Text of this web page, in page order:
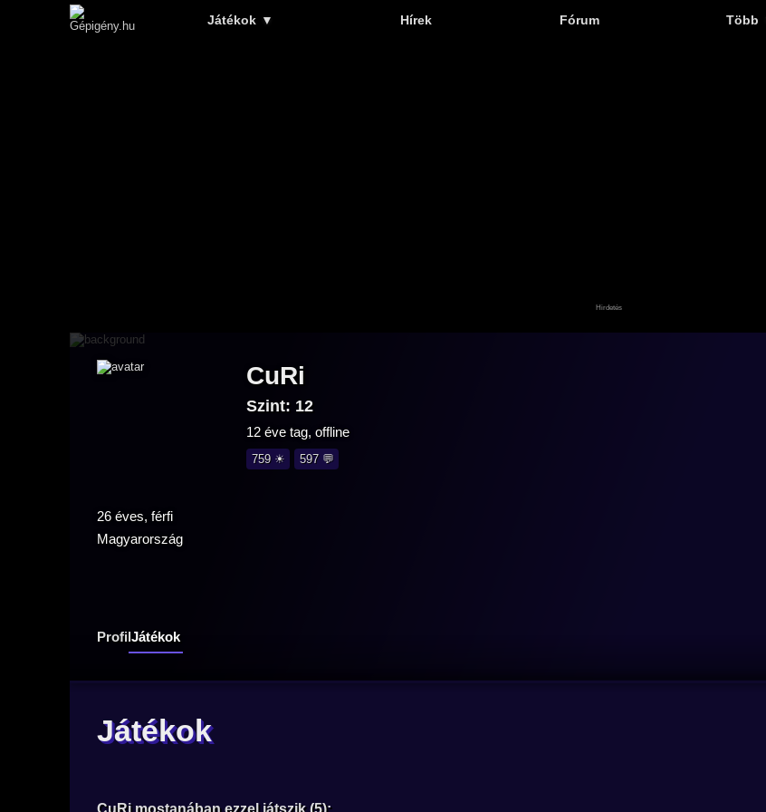
Játékok ▼ Hírek Fórum Több
CuRi
Szint: 12
12 éve tag, offline
759 ☀ 597 💬
26 éves, férfi
Magyarország
ProfilJátékok
Játékok
CuRi mostanában ezzel játszik (5):